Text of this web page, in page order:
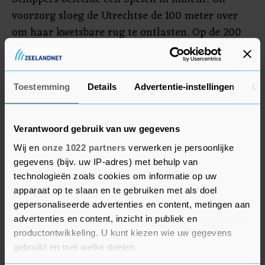
Toestemming Details Advertentie-instellingen
Verantwoord gebruik van uw gegevens
Wij en onze 1022 partners verwerken je persoonlijke
gegevens (bijv. uw IP-adres) met behulp van
technologieën zoals cookies om informatie op uw
apparaat op te slaan en te gebruiken met als doel
gepersonaliseerde advertenties en content, metingen aan
advertenties en content, inzicht in publiek en
productontwikkeling. U kunt kiezen wie uw gegevens
gebruikt en met welke doelen.
voorzorg sloeg de Utrechtse de 100 meter over
om haar kwetsbare rug te ontlasten. Op de 200
meter, haar beste afstand, miste ze duidelijk de
snelheid en strandde ze in de halve finales.
Vervolgens was er de sof in de estafette. "Hier ben
ik natuurlijk niet voor gekomen. Ik hoopte in
Winst Jamaica
Visser kon met meer tevredenheid terugkijken.
Ondanks een verstoorde voorbereiding door een
hamstringblessure wist ze zich met een rappe
12,63 voor de finale te plaatsen. Ze eindigde in die
finale als vijfde.